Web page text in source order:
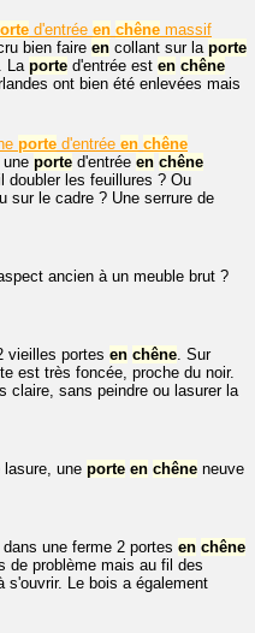
d'entrée en chêne massif
bien faire en collant sur la porte
La porte d'entrée est en chêne
ont bien été enlevées mais
porte d'entrée en chêne
porte d'entrée en chêne
doubler les feuillures ? Ou
sur le cadre ? Une serrure de
ancien à un meuble brut ?
vieilles portes en chêne. Sur
est très foncée, proche du noir.
claire, sans peindre ou lasurer la
une porte en chêne neuve
une ferme 2 portes en chêne
de problème mais au fil des
s'ouvrir. Le bois a également